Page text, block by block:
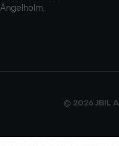
Ängelholm.
© 2026 JBIL